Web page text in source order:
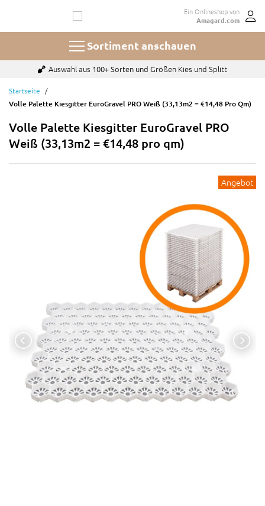
springen
Ein Onlineshop von
Amagard.com
Sortiment anschauen
Bezahlen mit u.a. Paypal, Karte oder auf Rechnung
Startseite
Volle Palette Kiesgitter EuroGravel PRO Weiß (33,13m2 = €14,48 Pro Qm)
Volle Palette Kiesgitter EuroGravel PRO
Weiß (33,13m2 = €14,48 pro qm)
Angebot